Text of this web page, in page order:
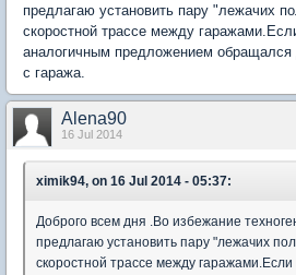
предлагаю установить пару "лежачих
скоростной трассе между
аналогичным предложением
с гаража.
Alena90
16 Jul 2014
ximik94, on 16 Jul 2014 - 05:37:
Доброго всем дня .Во избежание
предлагаю установить пару "лежачих
скоростной трассе между